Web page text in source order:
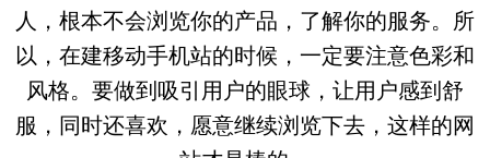
人，根本不会浏览你的产品，了解你的服务。所
以，在建移动手机站的时候，一定要注意色彩和
风格。要做到吸引用户的眼球，让用户感到舒
服，同时还喜欢，愿意继续浏览下去，这样的网